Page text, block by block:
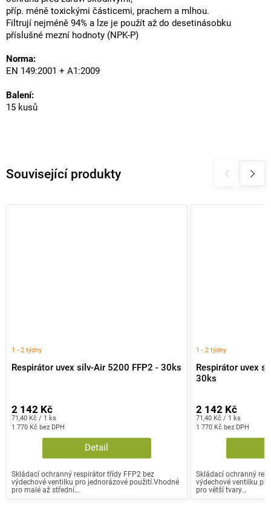
Související produkty
Respirátor uvex silv-Air 5200 FFP2 - 30ks
1 - 2 týdny
1 770 Kč bez DPH
2 142 Kč
Měrná
cena:
71,40 Kč / 1 ks
Detail
Skládací ochranný respirátor třídy FFP2 bez
výdechové ventilku pro jednorázové použití.Vhodné
pro malé až střední...
Respirátor uvex
30ks
1 - 2 týdny
1 770 Kč bez DPH
2 142 Kč
Měrná
cena:
71,40 Kč / 1 ks
Skládací ochranný
výdechové ventilku
pro větší tvary...
příp. méně toxickými částicemi, prachem a mlhou.
Filtrují nejméně 94% a lze je použít až do desetinásobku
příslušné mezní hodnoty (NPK-P)
Norma:
EN 149:2001 + A1:2009
Balení:
15 kusů